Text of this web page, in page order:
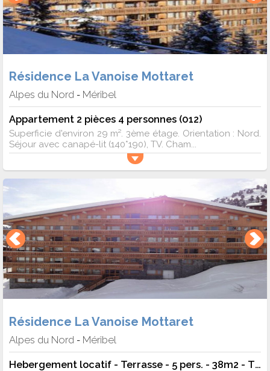
Résidence La Vanoise Mottaret
Alpes du Nord - Méribel
Appartement 2 pièces 4 personnes (012)
Superficie d'environ 29 m². 3ème étage. Orientation : Nord.
Séjour avec canapé-lit (140*190), TV. Cham...
Résidence La Vanoise Mottaret
Alpes du Nord - Méribel
Hebergement locatif - Terrasse - 5 pers. - 38m2 - TV - Animaux admis